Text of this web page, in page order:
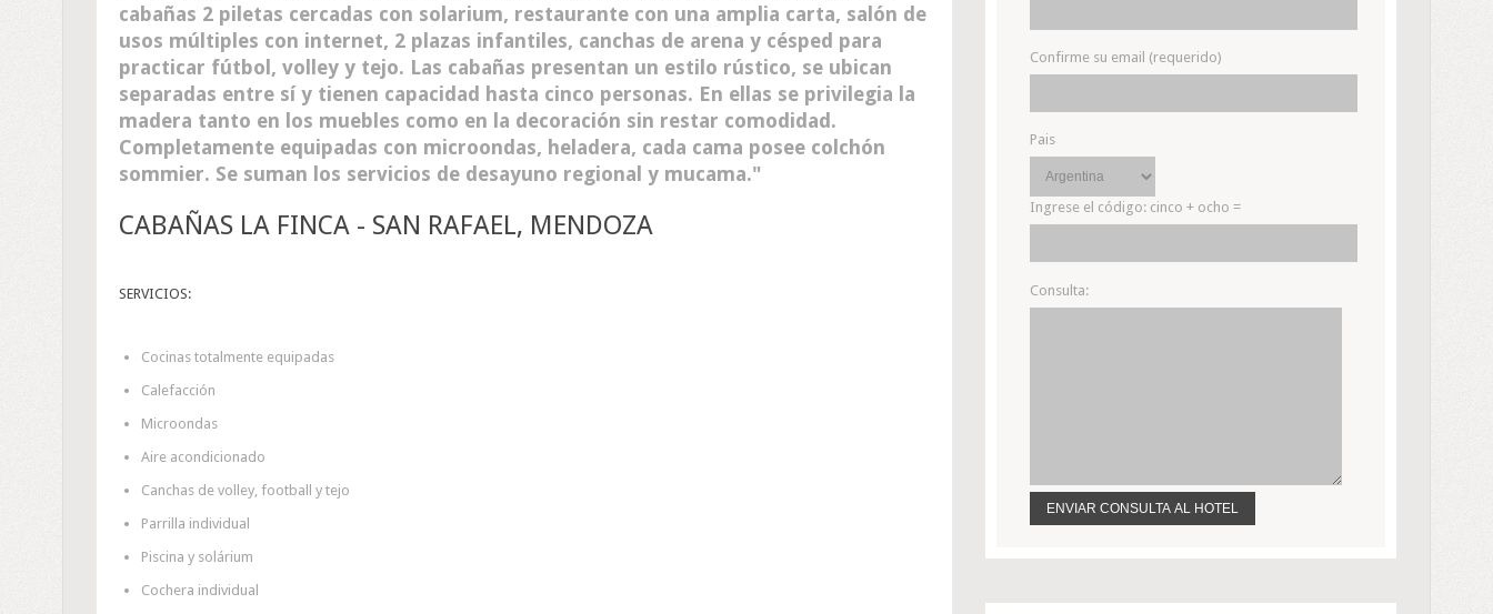
cabañas 2 piletas cercadas con solarium, restaurante con una amplia carta, salón de
usos múltiples con internet, 2 plazas infantiles, canchas de arena y césped para
practicar fútbol, volley y tejo. Las cabañas presentan un estilo rústico, se ubican
separadas entre sí y tienen capacidad hasta cinco personas. En ellas se privilegia la
madera tanto en los muebles como en la decoración sin restar comodidad.
Completamente equipadas con microondas, heladera, cada cama posee colchón
sommier. Se suman los servicios de desayuno regional y mucama.
CABAÑAS LA FINCA - SAN RAFAEL, MENDOZA
SERVICIOS:
Cocinas totalmente equipadas
Calefacción
Microondas
Aire acondicionado
Canchas de volley, football y tejo
Parrilla individual
Piscina y solárium
Cochera individual
Confirme su email (requerido)
Pais
Ingrese el código: cinco + ocho =
Consulta: